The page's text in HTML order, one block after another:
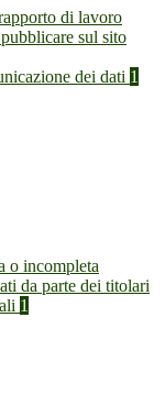
di lavoro
sul sito
dei dati 1
o incompleta
da parte dei titolari
1